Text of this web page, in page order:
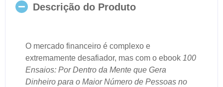
Descrição do Produto
O mercado financeiro é complexo e
extremamente desafiador, mas com o ebook 100
Ensaios: Por Dentro da Mente que Gera
Dinheiro para o Maior Número de Pessoas no